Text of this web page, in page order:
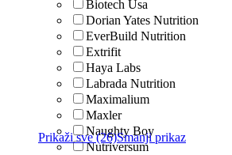
Biotech Usa
Dorian Yates Nutrition
EverBuild Nutrition
Extrifit
Haya Labs
Labrada Nutrition
Maximalium
Maxler
Naughty Boy
Nutriversum
Prikaži sve (26)Smanji prikaz